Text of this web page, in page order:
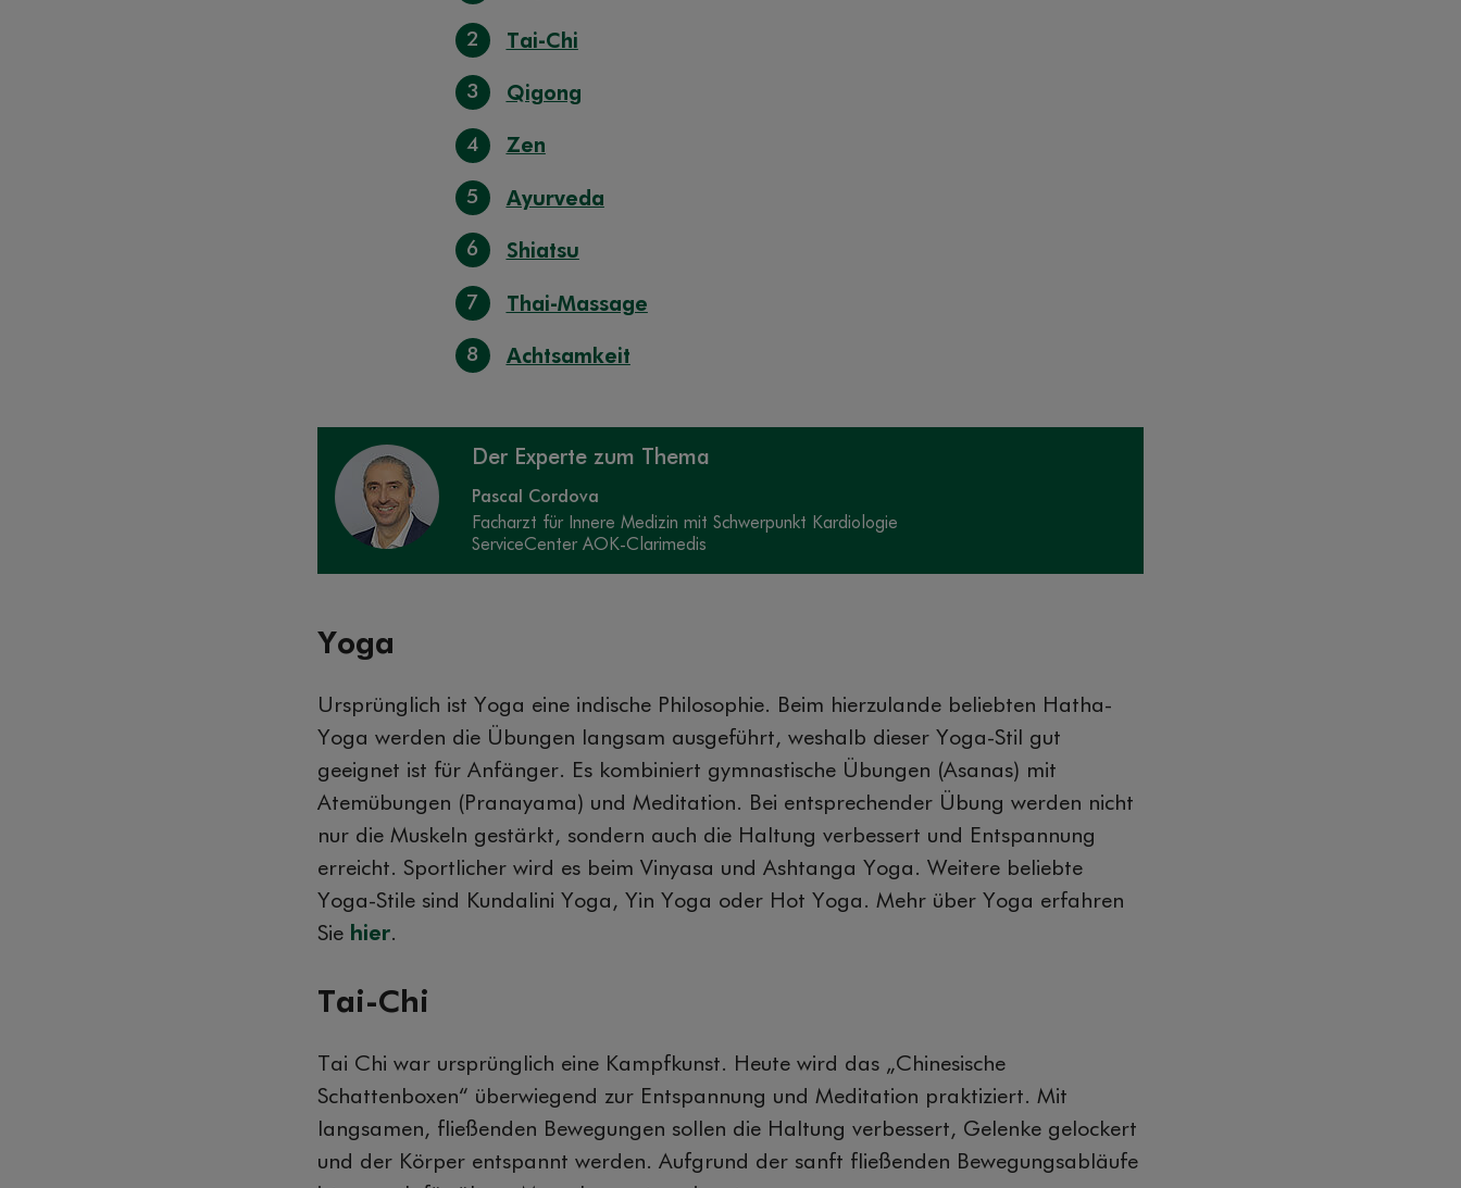
2 Tai-Chi
3 Qigong
4 Zen
5 Ayurveda
6 Shiatsu
7 Thai-Massage
8 Achtsamkeit
Der Experte zum Thema
Pascal Cordova
Facharzt für Innere Medizin mit Schwerpunkt Kardiologie
ServiceCenter AOK-Clarimedis
Yoga
Ursprünglich ist Yoga eine indische Philosophie. Beim hierzulande beliebten Hatha-
Yoga werden die Übungen langsam ausgeführt, weshalb dieser Yoga-Stil gut
geeignet ist für Anfänger. Es kombiniert gymnastische Übungen (Asanas) mit
Atemübungen (Pranayama) und Meditation. Bei entsprechender Übung werden nicht
nur die Muskeln gestärkt, sondern auch die Haltung verbessert und Entspannung
erreicht. Sportlicher wird es beim Vinyasa und Ashtanga Yoga. Weitere beliebte
Yoga-Stile sind Kundalini Yoga, Yin Yoga oder Hot Yoga. Mehr über Yoga erfahren
Sie hier.
Tai-Chi
Tai Chi war ursprünglich eine Kampfkunst. Heute wird das „Chinesische
Schattenboxen“ überwiegend zur Entspannung und Meditation praktiziert. Mit
langsamen, fließenden Bewegungen sollen die Haltung verbessert, Gelenke gelockert
und der Körper entspannt werden. Aufgrund der sanft fließenden Bewegungsabläufe